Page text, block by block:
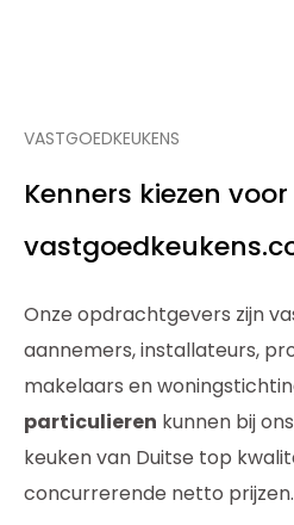
VASTGOEDKEUKENS
Kenners kiezen voor
Onze opdrachtgevers zijn
aannemers, installateurs,
makelaars en
particulieren kunnen bij
keuken van Duitse top
concurrerende netto prijzen.